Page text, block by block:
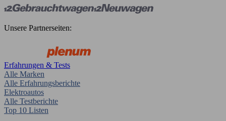
Unsere Partnerseiten:
Erfahrungen & Tests
Alle Marken
Alle Erfahrungsberichte
Elektroautos
Alle Testberichte
Top 10 Listen